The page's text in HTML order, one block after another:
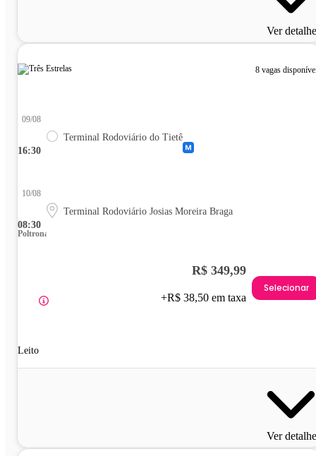
Ver
8 vagas
16:30
09/08
Terminal Rodoviário do Tietê
08:30
10/08
Terminal Rodoviário Josias Moreira Braga
Poltrona
Leito
R$ 349,99
+R$ 38,50 em taxa
Selecionar
Ver